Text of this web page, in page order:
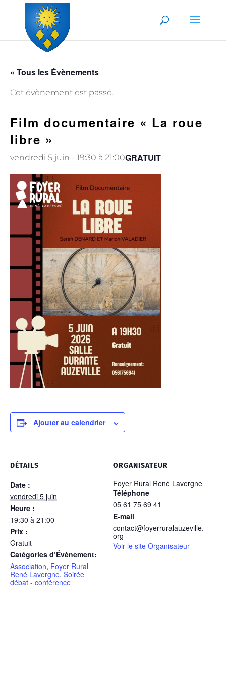
Skip to content
« Tous les Évènements
Cet évènement est passé.
Film documentaire « La roue
libre »
vendredi 5 juin - 19:30 à 21:00GRATUIT
Ajouter au calendrier
DÉTAILS
Date :
vendredi 5 juin
Heure :
19:30 à 21:00
Prix :
Gratuit
Catégories d’Évènement:
Association, Foyer Rural
René Lavergne, Soirée
débat - conférence
ORGANISATEUR
Foyer Rural René Lavergne
Téléphone
05 61 75 69 41
E-mail
contact@foyerruralauzeville.
org
Voir le site Organisateur